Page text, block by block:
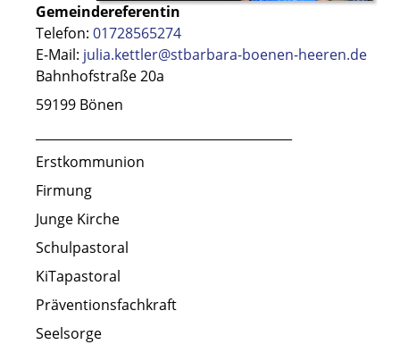
Gemeindereferentin
Telefon: 01728565274
E-Mail: julia.kettler@stbarbara-boenen-heeren.de
Bahnhofstraße 20a
59199 Bönen
Erstkommunion
Firmung
Junge Kirche
Schulpastoral
KiTapastoral
Präventionsfachkraft
Seelsorge